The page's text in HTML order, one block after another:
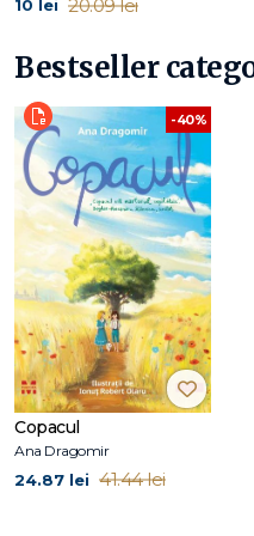
10 lei 20.09 lei
Bestseller
-40%
Copacul
Ana Dragomir
24.87 lei 41.44 lei